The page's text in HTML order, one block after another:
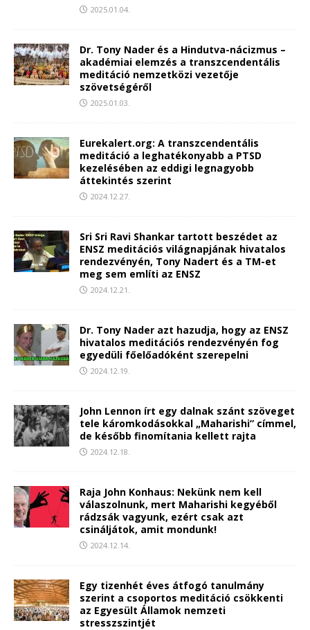
2025.01.04.
Dr. Tony Nader és a Hindutva-nácizmus –
akadémiai elemzés a transzcendentális
meditáció nemzetközi vezetője
szövetségéről
2025.01.03.
Eurekalert.org: A transzcendentális
meditáció a leghatékonyabb a PTSD
kezelésében az eddigi legnagyobb
áttekintés szerint
2024.12.27.
Sri Sri Ravi Shankar tartott beszédet az
ENSZ meditációs világnapjának hivatalos
rendezvényén, Tony Nadert és a TM-et
meg sem említi az ENSZ
2024.12.21.
Dr. Tony Nader azt hazudja, hogy az ENSZ
hivatalos meditációs rendezvényén fog
egyedüli főelőadóként szerepelni
2024.12.19.
John Lennon írt egy dalnak szánt szöveget
tele káromkodásokkal „Maharishi” címmel,
de később finomítania kellett rajta
2024.12.18.
Raja John Konhaus: Nekünk nem kell
válaszolnunk, mert Maharishi kegyéből
rádzsák vagyunk, ezért csak azt
csináljátok, amit mondunk!
2024.12.14.
Egy tizenhét éves átfogó tanulmány
szerint a csoportos meditáció csökkenti
az Egyesült Államok nemzeti
stresszszintjét